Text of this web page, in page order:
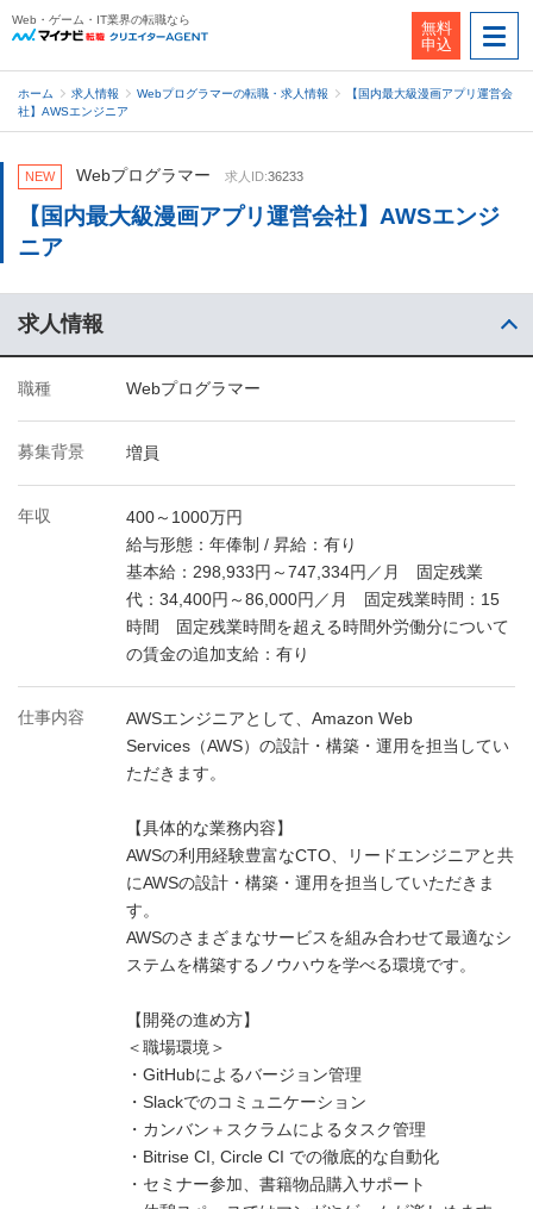
Web・ゲーム・IT業界の転職なら
無料
申込
ホーム 求人情報 Webプログラマーの転職・求人情報
【国内最大級漫画アプリ運営会
社】AWSエンジニア
NEW Webプログラマー 求人ID:36233
【国内最大級漫画アプリ運営会社】AWSエンジ
ニア
求人情報
職種 Webプログラマー
募集背景 増員
年収
400～1000万円
給与形態：年俸制 / 昇給：有り
基本給：298,933円～747,334円／月 固定残業
代：34,400円～86,000円／月 固定残業時間：15
時間 固定残業時間を超える時間外労働分について
の賃金の追加支給：有り
仕事内容
AWSエンジニアとして、Amazon Web
Services（AWS）の設計・構築・運用を担当してい
ただきます。
【具体的な業務内容】
AWSの利用経験豊富なCTO、リードエンジニアと共
にAWSの設計・構築・運用を担当していただきま
す。
AWSのさまざまなサービスを組み合わせて最適なシ
ステムを構築するノウハウを学べる環境です。
【開発の進め方】
＜職場環境＞
・GitHubによるバージョン管理
・Slackでのコミュニケーション
・カンバン＋スクラムによるタスク管理
・Bitrise CI, Circle CI での徹底的な自動化
・セミナー参加、書籍物品購入サポート